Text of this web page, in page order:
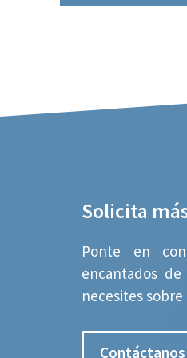
Solicita
Ponte en
encantados
necesites
Contáctanos